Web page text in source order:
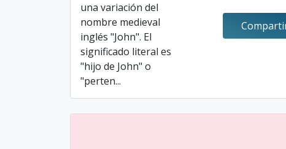
una variación del
nombre medieval
inglés "John". El
significado literal es
"hijo de John" o
"perten...